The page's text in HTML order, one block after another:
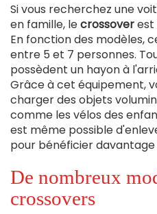
Si vous recherchez une
en famille, lecrossoverest
En fonction des modèles,
entre 5 et 7 personnes.
possèdent un hayon à
Grâce à cet équipement,
charger des objets
comme les vélos des
est même possible
pour bénéficier davantage
De nombreux
crossovers